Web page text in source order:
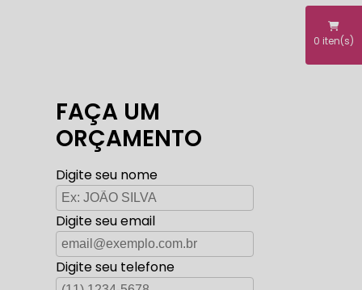
0 iten(s)
FAÇA UM
ORÇAMENTO
Digite seu nome
Digite seu email
Digite seu telefone